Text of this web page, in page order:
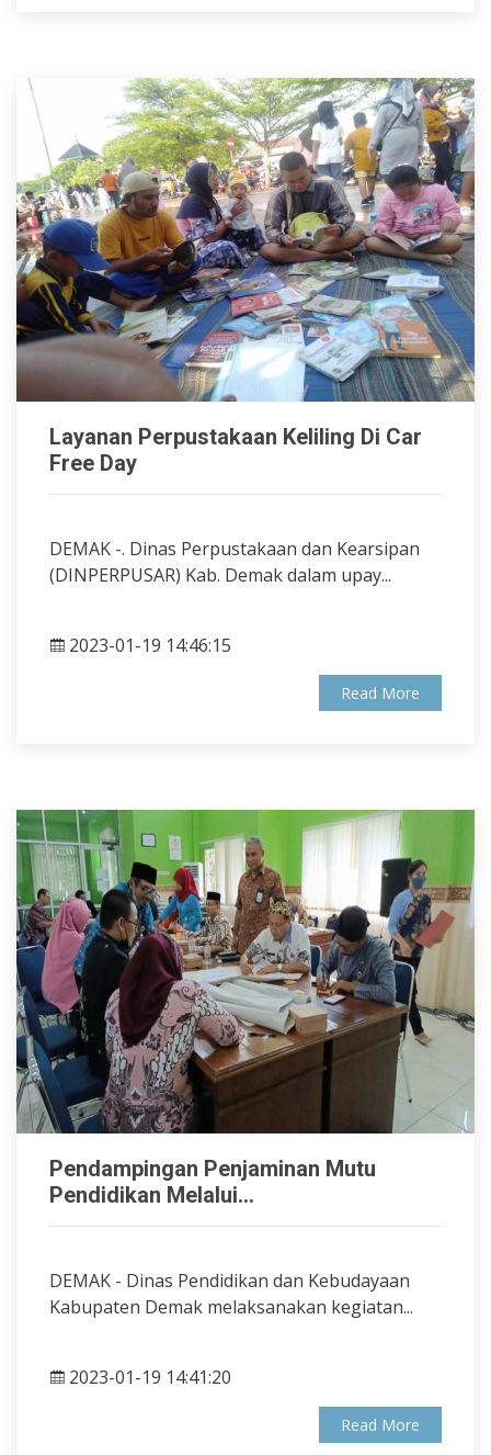
Layanan Perpustakaan Keliling Di Car
Free Day
DEMAK -. Dinas Perpustakaan dan Kearsipan
(DINPERPUSAR) Kab. Demak dalam upay...
2023-01-19 14:46:15
Read More
Pendampingan Penjaminan Mutu
Pendidikan Melalui...
DEMAK - Dinas Pendidikan dan Kebudayaan
Kabupaten Demak melaksanakan kegiatan...
2023-01-19 14:41:20
Read More